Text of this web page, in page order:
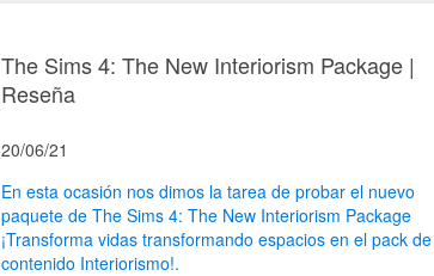
The Sims 4: The New Interiorism Package |
Reseña
20/06/21
En esta ocasión nos dimos la tarea de probar el nuevo
paquete de The Sims 4: The New Interiorism Package
¡Transforma vidas transformando espacios en el pack de
contenido Interiorismo!.